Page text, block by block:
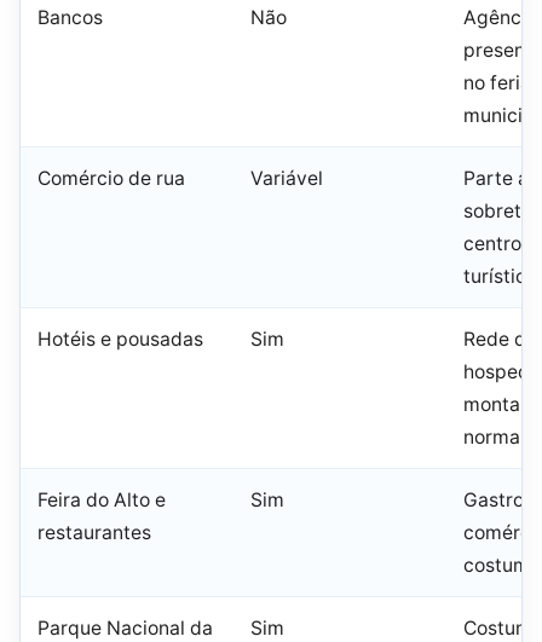
Bancos Não
no
Comércio de rua Variável
Parte
centro e
Hotéis e pousadas Sim
Rede de
Feira do Alto e
restaurantes
Sim
Parque Nacional da
Sim